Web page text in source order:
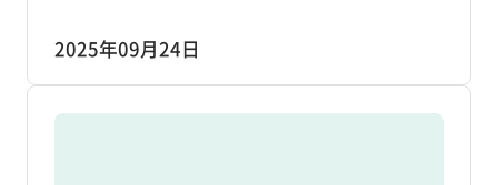
索74.4％
2025年09月24日